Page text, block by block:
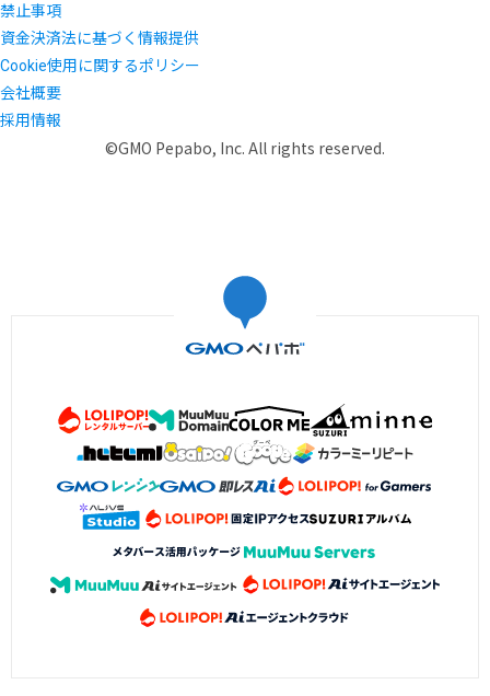
禁止事項
資金決済法に基づく情報提供
Cookie使用に関するポリシー
会社概要
採用情報
©GMO Pepabo, Inc. All rights reserved.